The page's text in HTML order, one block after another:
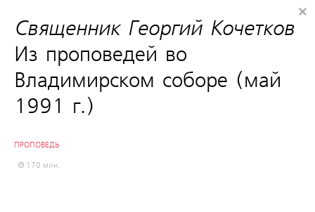
Священник Георгий Кочетков:
Из проповедей во
Владимирском соборе (май
1991 г.)
ПРОПОВЕДЬ
170 мин.
×